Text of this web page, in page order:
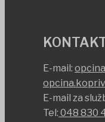
E-mail:
E-mail za
Tel: 048 830